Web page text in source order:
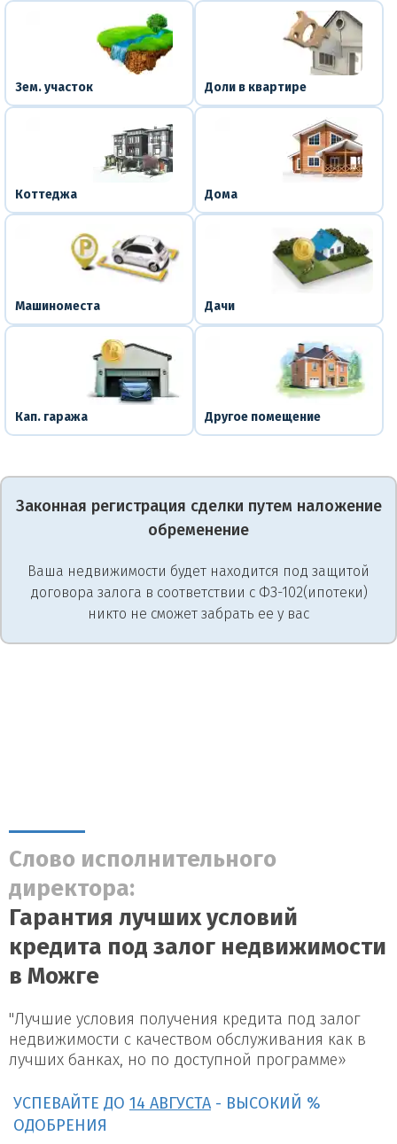
Зем. участок Доли в квартире
Коттеджа Дома
Машиноместа Дачи
Кап. гаража Другое помещение
Законная регистрация сделки путем наложение
обременение
Ваша недвижимости будет находится под защитой
договора залога в соответствии с ФЗ-102(ипотеки)
никто не сможет забрать ее у вас
Слово исполнительного
директора:
Гарантия лучших условий
кредита под залог недвижимости
в Можге
"Лучшие условия получения кредита под залог
недвижимости с качеством обслуживания как в
лучших банках, но по доступной программе»
УСПЕВАЙТЕ ДО 14 АВГУСТА - ВЫСОКИЙ %
ОДОБРЕНИЯ